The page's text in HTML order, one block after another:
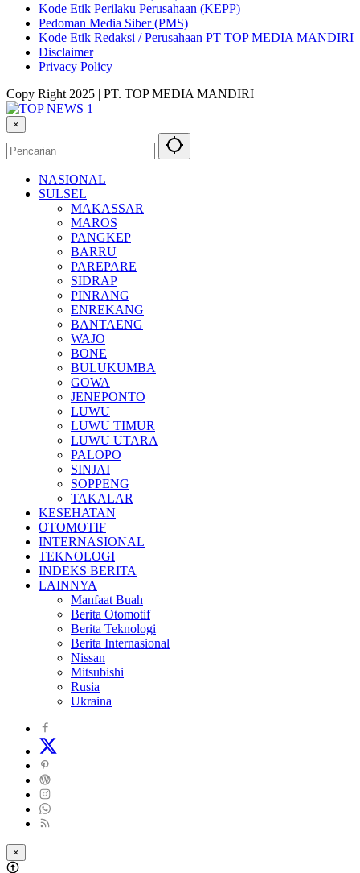
Kode Etik Perilaku Perusahaan (KEPP)
Pedoman Media Siber (PMS)
Kode Etik Redaksi / Perusahaan PT TOP MEDIA MANDIRI
Disclaimer
Privacy Policy
Copy Right 2025 | PT. TOP MEDIA MANDIRI
×
NASIONAL
SULSEL
MAKASSAR
MAROS
PANGKEP
BARRU
PAREPARE
SIDRAP
PINRANG
ENREKANG
BANTAENG
WAJO
BONE
BULUKUMBA
GOWA
JENEPONTO
LUWU
LUWU TIMUR
LUWU UTARA
PALOPO
SINJAI
SOPPENG
TAKALAR
KESEHATAN
OTOMOTIF
INTERNASIONAL
TEKNOLOGI
INDEKS BERITA
LAINNYA
Manfaat Buah
Berita Otomotif
Berita Teknologi
Berita Internasional
Nissan
Mitsubishi
Rusia
Ukraina
×